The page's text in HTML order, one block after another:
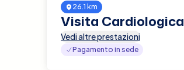
26.1 km
Visita Cardiologica
Vedi altre prestazioni
Pagamento in sede